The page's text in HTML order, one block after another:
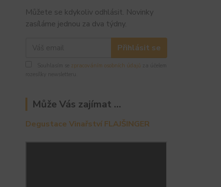
Můžete se kdykoliv odhlásit. Novinky
zasíláme jednou za dva týdny.
Přihlásit se
zpracováním osobních údajů
Může Vás zajímat ...
Degustace Vinařství FLAJŠINGER